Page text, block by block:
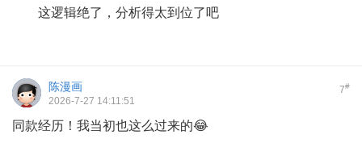
这逻辑绝了，分析得太到位了吧
7#
陈漫画
2026-7-27 14:11:51
同款经历！我当初也这么过来的😂